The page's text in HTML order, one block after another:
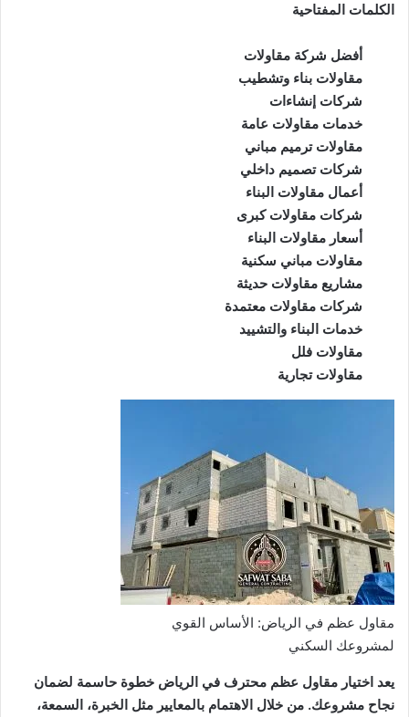
الكلمات المفتاحية
أفضل شركة مقاولات
مقاولات بناء وتشطيب
شركات إنشاءات
خدمات مقاولات عامة
مقاولات ترميم مباني
شركات تصميم داخلي
أعمال مقاولات البناء
شركات مقاولات كبرى
أسعار مقاولات البناء
مقاولات مباني سكنية
مشاريع مقاولات حديثة
شركات مقاولات معتمدة
خدمات البناء والتشييد
مقاولات فلل
مقاولات تجارية
مقاول عظم في الرياض: الأساس القوي
لمشروعك السكني
يعد اختيار مقاول عظم محترف في الرياض خطوة حاسمة لضمان
نجاح مشروعك. من خلال الاهتمام بالمعايير مثل الخبرة، السمعة،